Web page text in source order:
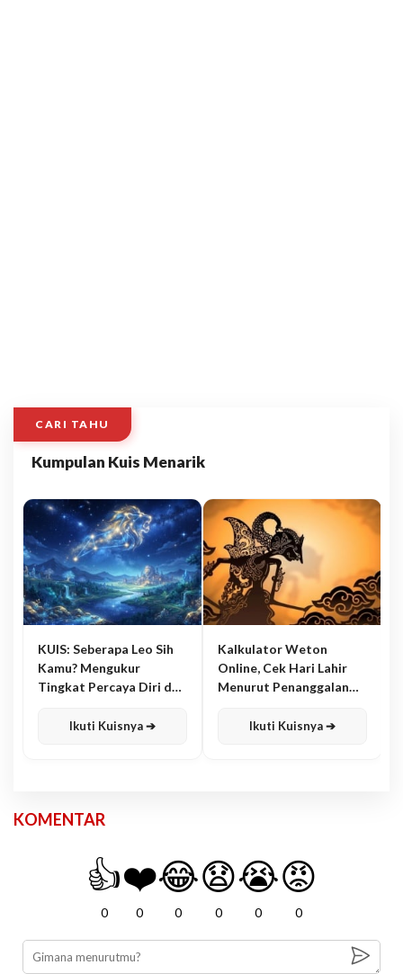
CARI TAHU
Kumpulan Kuis Menarik
KUIS: Seberapa Leo Sih
Kamu? Mengukur
Tingkat Percaya Diri dan
Ikuti Kuisnya ➔
Kalkulator Weton
Online, Cek Hari Lahir
Menurut Penanggalan
Ikuti Kuisnya ➔
KOMENTAR
👍
0
❤️
0
😂
0
😧
0
😭
0
😡
0